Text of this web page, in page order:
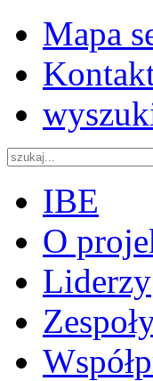
Mapa
IBE
O
Liderzy